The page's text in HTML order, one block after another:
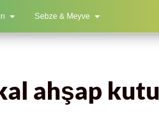
Sebze & Meyve
ahşap kutu